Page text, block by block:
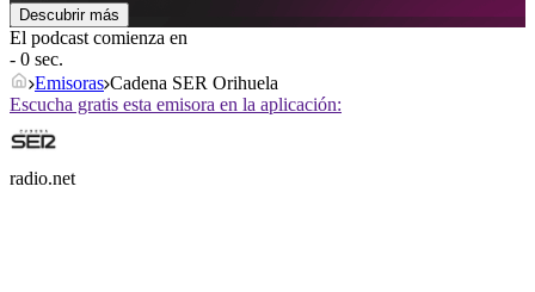
Descubrir más
El podcast comienza en
- 0 sec.
Emisoras Cadena SER Orihuela
Escucha gratis esta emisora en la aplicación:
radio.net